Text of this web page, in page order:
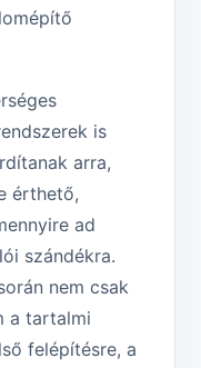
is
arra,
érthető,
ad
szándékra.
nem csak
a tartalmi
felépítésre, a